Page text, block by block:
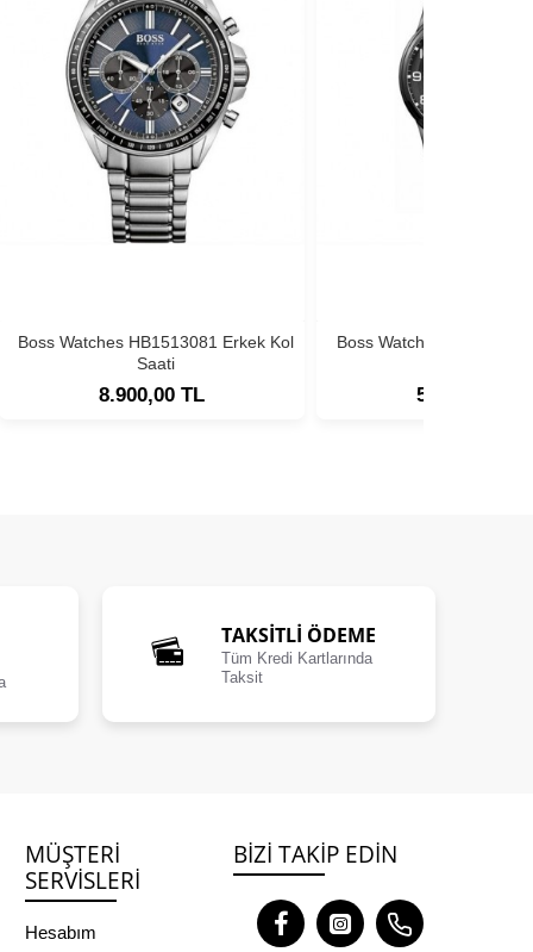
Boss Watches HB1513081 Erkek Kol
Saati
8.900,00 TL
Boss Watches
5.900,00 TL
TAKSİTLİ ÖDEME
Tüm Kredi Kartlarında
Taksit
MÜŞTERI
SERVISLERI
Hesabım
BIZI TAKIP EDIN